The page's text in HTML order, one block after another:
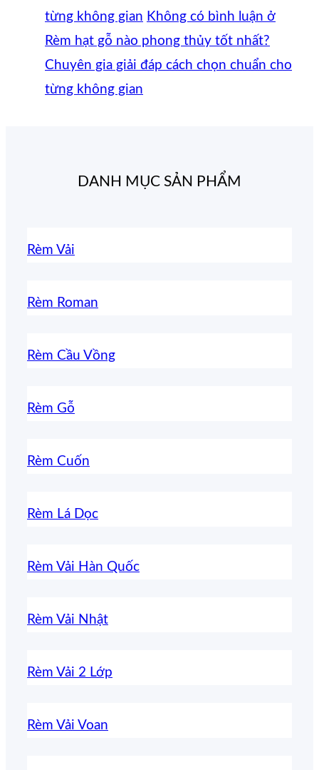
từng không gian Không có bình luận ở
Rèm hạt gỗ nào phong thủy tốt nhất?
Chuyên gia giải đáp cách chọn chuẩn cho
từng không gian
DANH MỤC SẢN PHẨM
Rèm Vải
Rèm Roman
Rèm Cầu Vồng
Rèm Gỗ
Rèm Cuốn
Rèm Lá Dọc
Rèm Vải Hàn Quốc
Rèm Vải Nhật
Rèm Vải 2 Lớp
Rèm Vải Voan